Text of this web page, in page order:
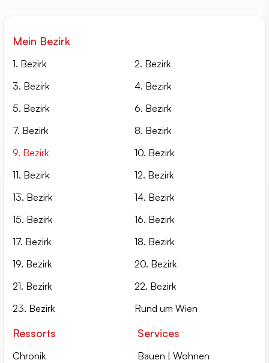
Mein Bezirk
1. Bezirk
2. Bezirk
3. Bezirk
4. Bezirk
5. Bezirk
6. Bezirk
7. Bezirk
8. Bezirk
9. Bezirk
10. Bezirk
11. Bezirk
12. Bezirk
13. Bezirk
14. Bezirk
15. Bezirk
16. Bezirk
17. Bezirk
18. Bezirk
19. Bezirk
20. Bezirk
21. Bezirk
22. Bezirk
23. Bezirk
Rund um Wien
Ressorts
Chronik
Services
Bauen | Wohnen